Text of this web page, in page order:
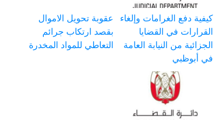
كيفية دفع الغرامات وإلغاء
القرارات في القضايا
الجزائية من النيابة العامة
في أبوظبي
عقوبة تحويل الاموال
بقصد ارتكاب جرائم
التعاطي للمواد المخدرة